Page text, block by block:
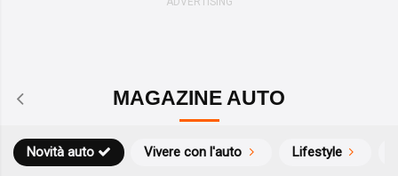
MAGAZINE AUTO
Novità auto Vivere con l'auto Lifestyle